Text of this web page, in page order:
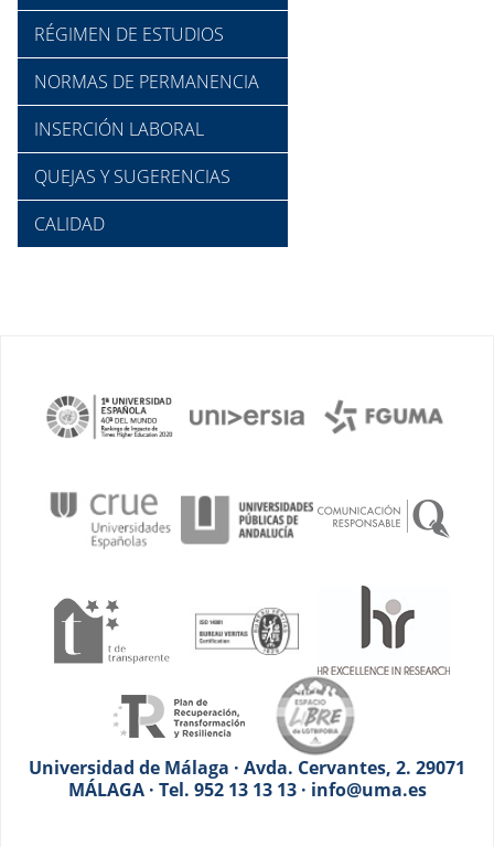
RÉGIMEN DE ESTUDIOS
NORMAS DE PERMANENCIA
INSERCIÓN LABORAL
QUEJAS Y SUGERENCIAS
CALIDAD
Universidad de Málaga · Avda. Cervantes, 2. 29071
MÁLAGA · Tel. 952 13 13 13 · info@uma.es